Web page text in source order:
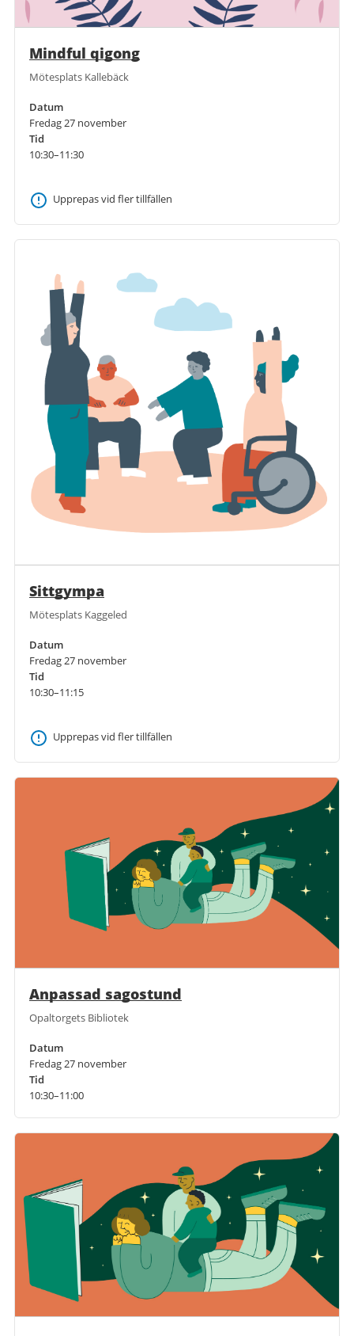
Mindful qigong
Mötesplats Kallebäck
Datum
Fredag 27 november
Tid
10:30–11:30
Upprepas vid fler tillfällen
Sittgympa
Mötesplats Kaggeled
Datum
Fredag 27 november
Tid
10:30–11:15
Upprepas vid fler tillfällen
Anpassad sagostund
Opaltorgets Bibliotek
Datum
Fredag 27 november
Tid
10:30–11:00